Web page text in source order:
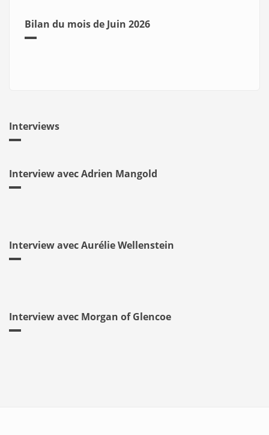
Bilan du mois de Juin 2026
Interviews
Interview avec Adrien Mangold
Interview avec Aurélie Wellenstein
Interview avec Morgan of Glencoe